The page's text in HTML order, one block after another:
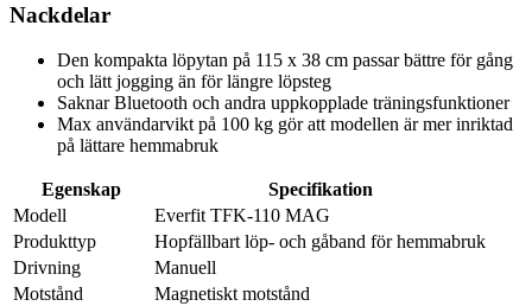
Nackdelar
Den kompakta löpytan på 115 x 38 cm passar bättre för gång
och lätt jogging än för längre löpsteg
Saknar Bluetooth och andra uppkopplade träningsfunktioner
Max användarvikt på 100 kg gör att modellen är mer inriktad
på lättare hemmabruk
Egenskap
Specifikation
Modell
Everfit TFK-110 MAG
Produkttyp
Hopfällbart löp- och gåband för hemmabruk
Drivning
Manuell
Motstånd
Magnetiskt motstånd